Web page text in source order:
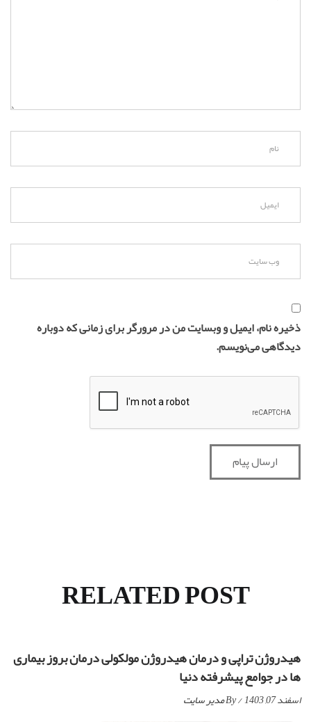
ذخیره نام، ایمیل و وبسایت من در مرورگر برای زمانی که دوباره
دیدگاهی می‌نویسم.
RELATED POST
هیدروژن تراپی و درمان هیدروژن مولکولی درمان بروز بیماری
ها در جوامع پیشرفته دنیا
اسفند 07, 1403 / By مدیر سایت